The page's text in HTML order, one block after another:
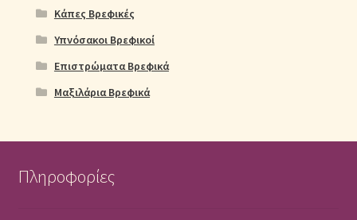
Κάπες Βρεφικές
Υπνόσακοι Βρεφικοί
Επιστρώματα Βρεφικά
Μαξιλάρια Βρεφικά
Πληροφορίες